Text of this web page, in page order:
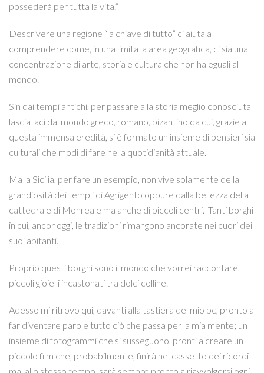
possederà per tutta la vita.”
Descrivere una regione “la chiave di tutto” ci aiuta a
comprendere come, in una limitata area geografica, ci sia una
concentrazione di arte, storia e cultura che non ha eguali al
mondo.
Sin dai tempi antichi, per passare alla storia meglio conosciuta
lasciataci dal mondo greco, romano, bizantino da cui, grazie a
questa immensa eredità, si è formato un insieme di pensieri sia
culturali che modi di fare nella quotidianità attuale.
Ma la Sicilia, per fare un esempio, non vive solamente della
grandiosità dei templi di Agrigento oppure dalla bellezza della
cattedrale di Monreale ma anche di piccoli centri. Tanti borghi
in cui, ancor oggi, le tradizioni rimangono ancorate nei cuori dei
suoi abitanti.
Proprio questi borghi sono il mondo che vorrei raccontare,
piccoli gioielli incastonati tra dolci colline.
Adesso mi ritrovo qui, davanti alla tastiera del mio pc, pronto a
far diventare parole tutto ciò che passa per la mia mente; un
insieme di fotogrammi che si susseguono, pronti a creare un
piccolo film che, probabilmente, finirà nel cassetto dei ricordi